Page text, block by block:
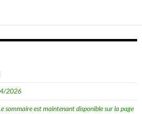
4/2026
sommaire est maintenant disponible sur la page